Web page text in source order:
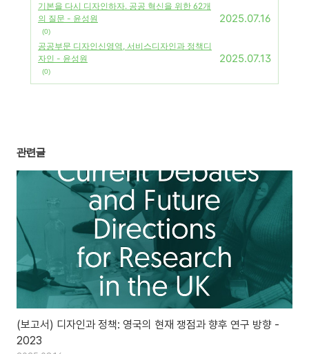
기본을 다시 디자인하자. 공공 혁신을 위한 62개
의 질문 - 윤성원
(0)
2025.07.16
공공부문 디자인신영역, 서비스디자인과 정책디
자인 - 윤성원
(0)
2025.07.13
관련글
(보고서) 디자인과 정책: 영국의 현재 쟁점과 향후 연구 방향 -
2023